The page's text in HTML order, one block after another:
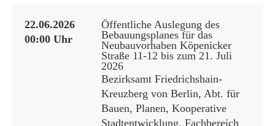
22.06.2026
00:00 Uhr
Öffentliche Auslegung des
Bebauungsplanes für das
Neubauvorhaben Köpenicker
Straße 11-12 bis zum 21. Juli
2026
Bezirksamt Friedrichshain-
Kreuzberg von Berlin, Abt. für
Bauen, Planen, Kooperative
Stadtentwicklung, Fachbereich